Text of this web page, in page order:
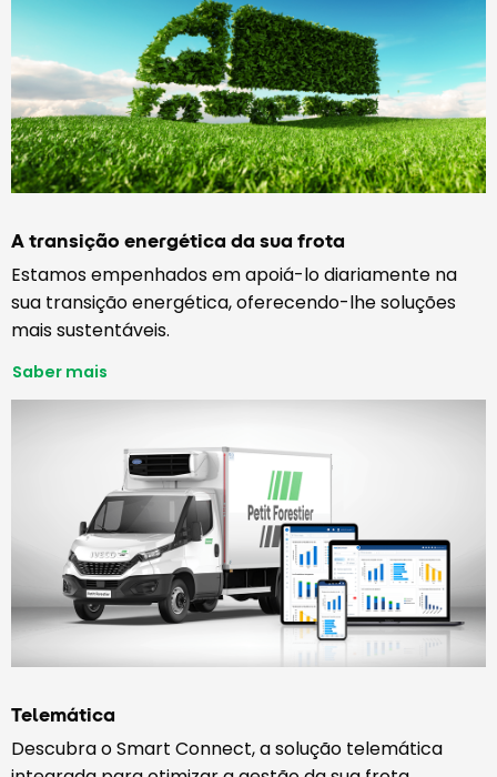
A transição energética da sua frota
Estamos empenhados em apoiá-lo diariamente na
sua transição energética, oferecendo-lhe soluções
mais sustentáveis.
Saber mais
Telemática
Descubra o Smart Connect, a solução telemática